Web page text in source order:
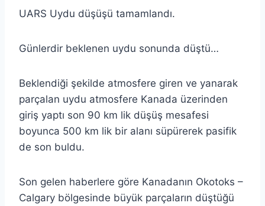
UARS Uydu düşüşü tamamlandı.
Günlerdir beklenen uydu sonunda düştü…
Beklendiği şekilde atmosfere giren ve yanarak
parçalan uydu atmosfere Kanada üzerinden
giriş yaptı son 90 km lik düşüş mesafesi
boyunca 500 km lik bir alanı süpürerek pasifik
de son buldu.
Son gelen haberlere göre Kanadanın Okotoks –
Calgary bölgesinde büyük parçaların düştüğü